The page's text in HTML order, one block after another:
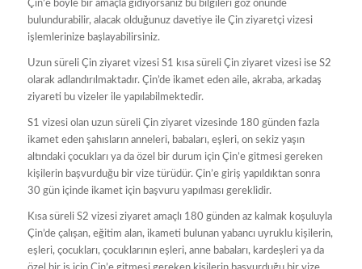
Çin’e böyle bir amaçla gidiyorsanız bu bilgileri göz önünde
bulundurabilir, alacak olduğunuz davetiye ile Çin ziyaretçi vizesi
işlemlerinize başlayabilirsiniz.
Uzun süreli Çin ziyaret vizesi S1 kısa süreli Çin ziyaret vizesi ise S2
olarak adlandırılmaktadır. Çin’de ikamet eden aile, akraba, arkadaş
ziyareti bu vizeler ile yapılabilmektedir.
S1 vizesi olan uzun süreli Çin ziyaret vizesinde 180 günden fazla
ikamet eden şahısların anneleri, babaları, eşleri, on sekiz yaşın
altındaki çocukları ya da özel bir durum için Çin’e gitmesi gereken
kişilerin başvurduğu bir vize türüdür. Çin’e giriş yapıldıktan sonra
30 gün içinde ikamet için başvuru yapılması gereklidir.
Kısa süreli S2 vizesi ziyaret amaçlı 180 günden az kalmak koşuluyla
Çin’de çalışan, eğitim alan, ikameti bulunan yabancı uyruklu kişilerin,
eşleri, çocukları, çocuklarının eşleri, anne babaları, kardeşleri ya da